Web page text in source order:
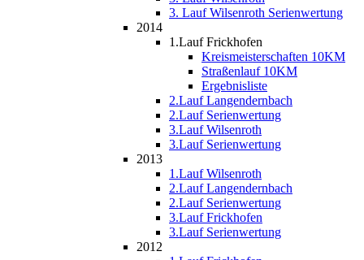
3. Lauf Wilsenroth Serienwertung
2014
1.Lauf Frickhofen
Kreismeisterschaften 10KM
Straßenlauf 10KM
Ergebnisliste
2.Lauf Langendernbach
2.Lauf Serienwertung
3.Lauf Wilsenroth
3.Lauf Serienwertung
2013
1.Lauf Wilsenroth
2.Lauf Langendernbach
2.Lauf Serienwertung
3.Lauf Frickhofen
3.Lauf Serienwertung
2012